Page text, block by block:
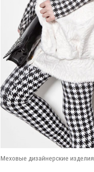
Меховые дизайнерские